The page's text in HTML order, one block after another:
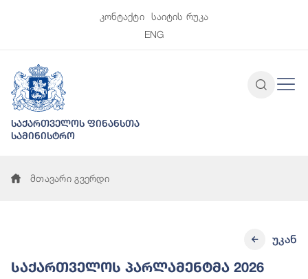
კონტაქტი
საიტის რუკა
ENG
საქართველოს ფინანსთა
სამინისტრო
მთავარი გვერდი
საქართველოს პარლამენტმა 2026
უკან